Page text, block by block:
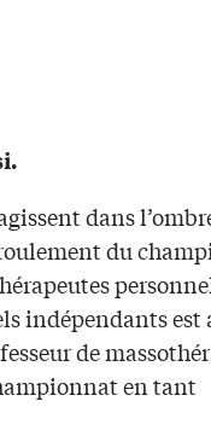
dans
du
indépendants est
de
en tant